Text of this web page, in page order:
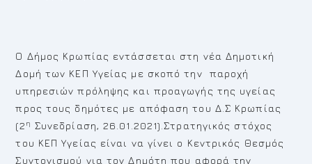
Ο Δήμος Κρωπίας εντάσσεται στη νέα Δημοτική
Δομή των ΚΕΠ Υγείας με σκοπό την παροχή
υπηρεσιών πρόληψης και προαγωγής της υγείας
προς τους δημότες με απόφαση του Δ.Σ Κρωπίας
(2 η Συνεδρίαση, 26.01.2021).Στρατηγικός στόχος
του ΚΕΠ Υγείας είναι να γίνει ο Κεντρικός Θεσμός
Συντονισμού για τον Δημότη που αφορά την